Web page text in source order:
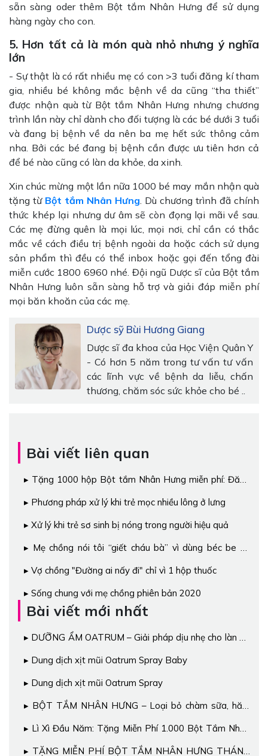
sẵn sàng oder thêm Bột tắm Nhân Hưng để sử dụng
hàng ngày cho con.
5. Hơn tất cả là món quà nhỏ nhưng ý nghĩa
lớn
- Sự thật là có rất nhiều mẹ có con >3 tuổi đăng kí tham
gia, nhiều bé không mắc bệnh về da cũng “tha thiết”
được nhận quà từ Bột tắm Nhân Hưng nhưng chương
trình lần này chỉ dành cho đối tượng là các bé dưới 3 tuổi
và đang bị bệnh về da nên ba mẹ hết sức thông cảm
nha. Bởi các bé đang bị bệnh cần được ưu tiên hơn cả
để bé nào cũng có làn da khỏe, da xinh.
Xin chúc mừng một lần nữa 1000 bé may mắn nhận quà
tặng từ Bột tắm Nhân Hưng. Dù chương trình đã chính
thức khép lại nhưng dư âm sẽ còn đọng lại mãi về sau.
Các mẹ đừng quên là mọi lúc, mọi nơi, chỉ cần có thắc
mắc về cách điều trị bệnh ngoài da hoặc cách sử dụng
sản phẩm thì đều có thể inbox hoặc gọi đến tổng đài
miễn cước 1800 6960 nhé. Đội ngũ Dược sĩ của Bột tắm
Nhân Hưng luôn sẵn sàng hỗ trợ và giải đáp miễn phí
mọi băn khoăn của các mẹ.
Dược sỹ Bùi Hương Giang
Dược sĩ đa khoa của Học Viện Quân Y
- Có hơn 5 năm trong tư vấn tư vấn
các lĩnh vực về bệnh da liễu, chấn
thương, chăm sóc sức khỏe cho bé ..
Bài viết liên quan
Tặng 1000 hộp Bột tắm Nhân Hưng miễn phí: Đăng
Phương pháp xử lý khi trẻ mọc nhiều lông ở lưng
Xử lý khi trẻ sơ sinh bị nóng trong người hiệu quả
Mẹ chồng nói tôi “giết cháu bà” vì dùng béc be rin
Vợ chồng "Đường ai nấy đi" chỉ vì 1 hộp thuốc
Sống chung với mẹ chồng phiên bản 2020
Bài viết mới nhất
DƯỠNG ẨM OATRUM – Giải pháp dịu nhẹ cho làn da
Dung dịch xịt mũi Oatrum Spray Baby
Dung dịch xịt mũi Oatrum Spray
BỘT TẮM NHÂN HƯNG – Loại bỏ chàm sữa, hăm
Lì Xì Đầu Năm: Tặng Miễn Phí 1.000 Bột Tắm Nhân
TẶNG MIỄN PHÍ BỘT TẮM NHÂN HƯNG THÁNG